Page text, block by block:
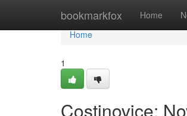
bookmarkfox Home
Home
Home
1
Costinovice: